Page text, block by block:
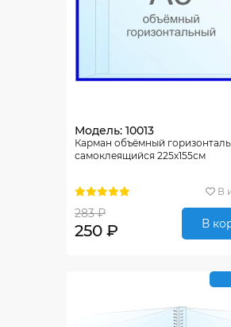
Модель: 10013
Карман объёмный
самоклеящийся 225х155см
В
283 ₽
250 ₽ В